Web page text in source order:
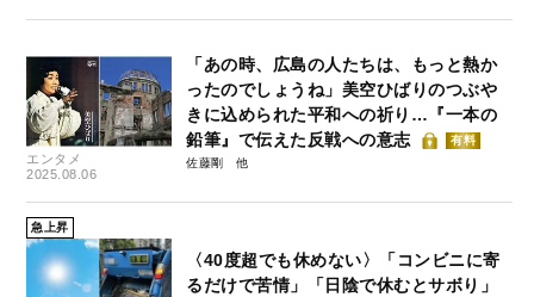
エンタメ
2025.08.06
「あの時、広島の人たちは、もっと熱か
ったのでしょうね」美空ひばりのつぶや
きに込められた平和への祈り…『一本の
鉛筆』で伝えた反戦への意志
有料
佐藤剛
急上昇
〈40度超でも休めない〉「コンビニに寄
るだけで苦情」「日陰で休むとサボり」